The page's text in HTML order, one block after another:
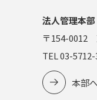
法人管理本部
〒154-0012
TEL 03-
本部